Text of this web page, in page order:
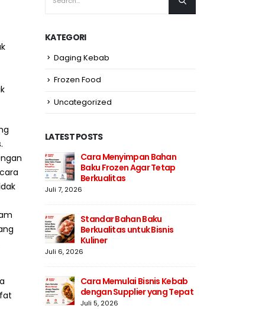
KATEGORI
Daging Kebab
Frozen Food
Uncategorized
LATEST POSTS
Cara Menyimpan Bahan
Baku Frozen Agar Tetap
Berkualitas
Juli 7, 2026
Standar Bahan Baku
Berkualitas untuk Bisnis
Kuliner
Juli 6, 2026
Cara Memulai Bisnis Kebab
dengan Supplier yang Tepat
Juli 5, 2026